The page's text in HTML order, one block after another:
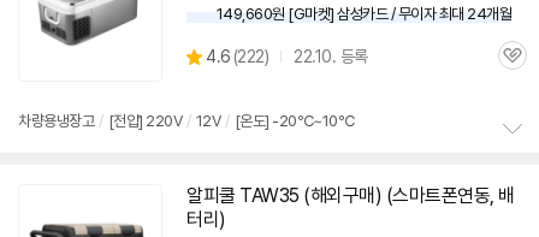
149,660원 [G마켓] 삼성카드 / 무이자 최대 24개월
별
4.6 (상
뷰
222) 22.10. 등록
관
차량용냉장고 / [전압] 220V / 12V / [온도] -20℃~10℃
알피쿨 TAW35 (해외구매) (스마트폰연동, 배
터리)